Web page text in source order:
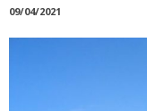
09/04/2021